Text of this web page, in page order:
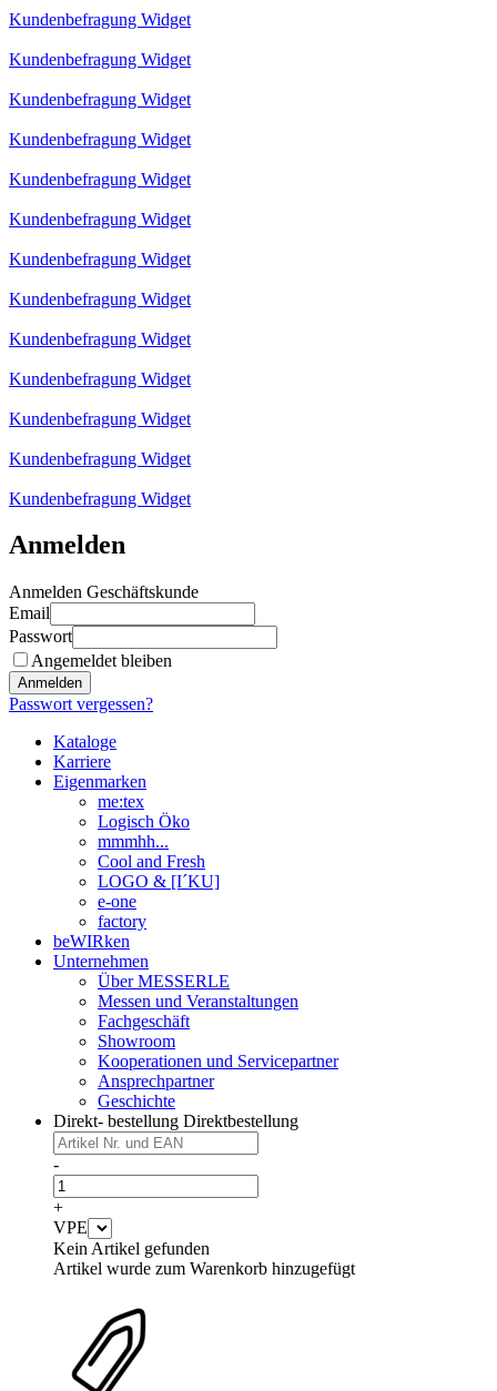
Kundenbefragung Widget
Kundenbefragung Widget
Kundenbefragung Widget
Kundenbefragung Widget
Kundenbefragung Widget
Kundenbefragung Widget
Kundenbefragung Widget
Kundenbefragung Widget
Kundenbefragung Widget
Kundenbefragung Widget
Kundenbefragung Widget
Kundenbefragung Widget
Kundenbefragung Widget
Anmelden
Anmelden Geschäftskunde
Email
Passwort
Angemeldet bleiben
Anmelden
Passwort vergessen?
Kataloge
Karriere
Eigenmarken
me:tex
Logisch Öko
mmmhh...
Cool and Fresh
LOGO & [I´KU]
e-one
factory
beWIRken
Unternehmen
Über MESSERLE
Messen und Veranstaltungen
Fachgeschäft
Showroom
Kooperationen und Servicepartner
Ansprechpartner
Geschichte
Direkt- bestellung Direktbestellung
-
+
VPE
Kein Artikel gefunden
Artikel wurde zum Warenkorb hinzugefügt